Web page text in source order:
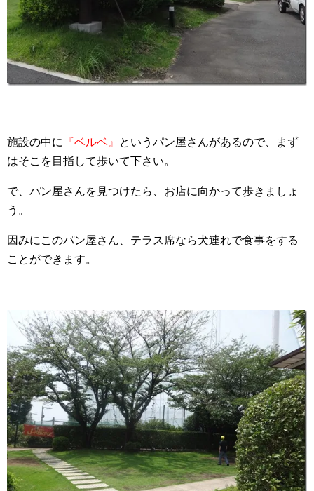
施設の中に 『ベルベ』
というパン屋さんがあるので、まず
はそこを目指して歩いて下さい。
で、パン屋さんを見つけたら、お店に向かって歩きましょ
う。
因みにこのパン屋さん、テラス席なら犬連れで食事をする
ことができます。